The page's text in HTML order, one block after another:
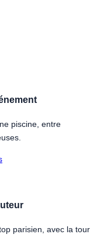
piscine, entre
parisien, avec la tour